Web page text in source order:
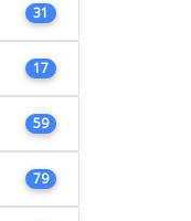
31
17
59
79